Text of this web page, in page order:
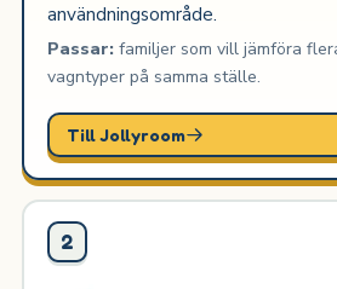
användningsområde.
Passar:familjer som vill jämföra
vagntyper på samma ställe.
Till Jollyroom
2